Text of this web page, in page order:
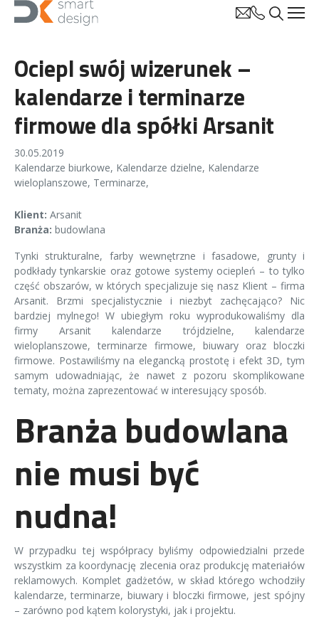
Kalendarze
książkowe
Kalendarze
ścienne
Kalendarze
dzielne
Kalendarze
biurkowe
Kalendarze
kalendarzy
książkowych
Dodatki do
okładek
kalendarzy
Notesy
oprawie
twardej
e
Notesy
ekologiczne
Bloki
notesów
Dodatki do
okładek/pers
Banderole
Pudełka
Gry
logo firmy
Firmowe
zestawy
upominkowe
z logo
Słodkie
świąteczne
upominki z
logo firmy
Ociepl swój wizerunek –
kalendarze i terminarze
firmowe dla spółki Arsanit
30.05.2019
Kalendarze biurkowe, Kalendarze dzielne, Kalendarze
wieloplanszowe, Terminarze,
Klient: Arsanit
Branża: budowlana
Tynki strukturalne, farby wewnętrzne i fasadowe, grunty i
podkłady tynkarskie oraz gotowe systemy ociepleń – to tylko
część obszarów, w których specjalizuje się nasz Klient – firma
Arsanit. Brzmi specjalistycznie i niezbyt zachęcająco? Nic
bardziej mylnego! W ubiegłym roku wyprodukowaliśmy dla
firmy Arsanit kalendarze trójdzielne, kalendarze
wieloplanszowe, terminarze firmowe, biuwary oraz bloczki
firmowe. Postawiliśmy na elegancką prostotę i efekt 3D, tym
samym udowadniając, że nawet z pozoru skomplikowane
tematy, można zaprezentować w interesujący sposób.
Branża budowlana
nie musi być
nudna!
W przypadku tej współpracy byliśmy odpowiedzialni przede
wszystkim za koordynację zlecenia oraz produkcję materiałów
reklamowych. Komplet gadżetów, w skład którego wchodziły
kalendarze, terminarze, biuwary i bloczki firmowe, jest spójny
– zarówno pod kątem kolorystyki, jak i projektu.